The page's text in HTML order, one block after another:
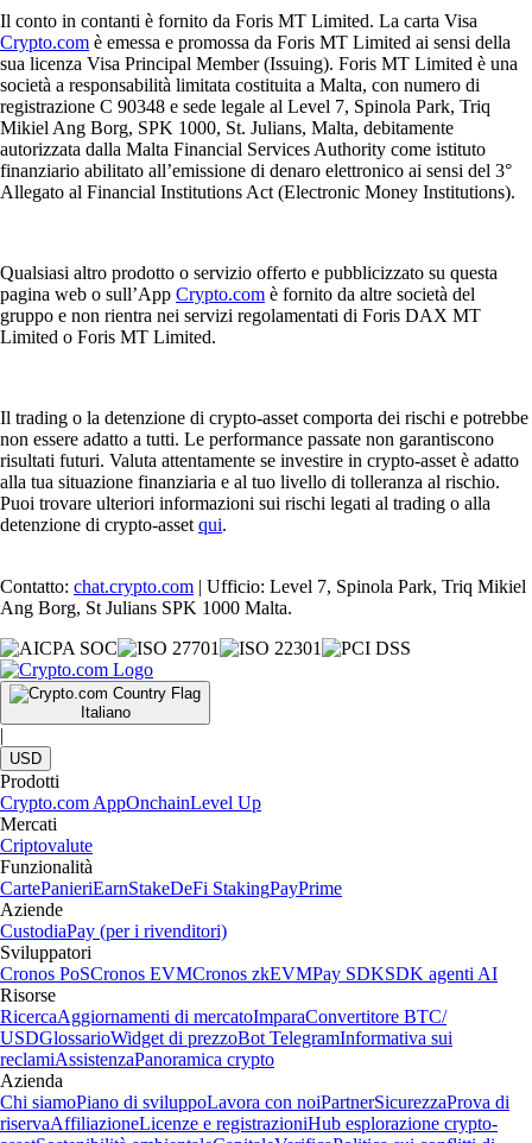
Il conto in contanti è fornito da Foris MT Limited. La carta Visa
Crypto.com è emessa e promossa da Foris MT Limited ai sensi della
sua licenza Visa Principal Member (Issuing). Foris MT Limited è una
società a responsabilità limitata costituita a Malta, con numero di
registrazione C 90348 e sede legale al Level 7, Spinola Park, Triq
Mikiel Ang Borg, SPK 1000, St. Julians, Malta, debitamente
autorizzata dalla Malta Financial Services Authority come istituto
finanziario abilitato all’emissione di denaro elettronico ai sensi del 3°
Allegato al Financial Institutions Act (Electronic Money Institutions).
Qualsiasi altro prodotto o servizio offerto e pubblicizzato su questa
pagina web o sull’App Crypto.com è fornito da altre società del
gruppo e non rientra nei servizi regolamentati di Foris DAX MT
Limited o Foris MT Limited.
Il trading o la detenzione di crypto-asset comporta dei rischi e potrebbe
non essere adatto a tutti. Le performance passate non garantiscono
risultati futuri. Valuta attentamente se investire in crypto-asset è adatto
alla tua situazione finanziaria e al tuo livello di tolleranza al rischio.
Puoi trovare ulteriori informazioni sui rischi legati al trading o alla
detenzione di crypto-asset qui.
Contatto: chat.crypto.com | Ufficio: Level 7, Spinola Park, Triq Mikiel
Ang Borg, St Julians SPK 1000 Malta.
Italiano
|
USD
Prodotti
Crypto.com AppOnchainLevel Up
Mercati
Criptovalute
Funzionalità
CartePanieriEarnStakeDeFi StakingPayPrime
Aziende
CustodiaPay (per i rivenditori)
Sviluppatori
Cronos PoSCronos EVMCronos zkEVMPay SDKSDK agenti AI
Risorse
RicercaAggiornamenti di mercatoImparaConvertitore BTC/
USDGlossarioWidget di prezzoBot TelegramInformativa sui
reclamiAssistenzaPanoramica crypto
Azienda
Chi siamoPiano di sviluppoLavora con noiPartnerSicurezzaProva di
riservaAffiliazioneLicenze e registrazioniHub esplorazione crypto-